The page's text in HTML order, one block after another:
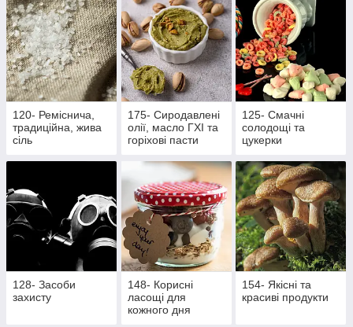
120- Реміснича,
традиційна, жива
сіль
175- Сиродавлені
олії, масло ГХІ та
горіхові пасти
125- Смачні
солодощі та
цукерки
128- Засоби
захисту
148- Корисні
ласощі для
кожного дня
154- Якісні та
красиві продукти